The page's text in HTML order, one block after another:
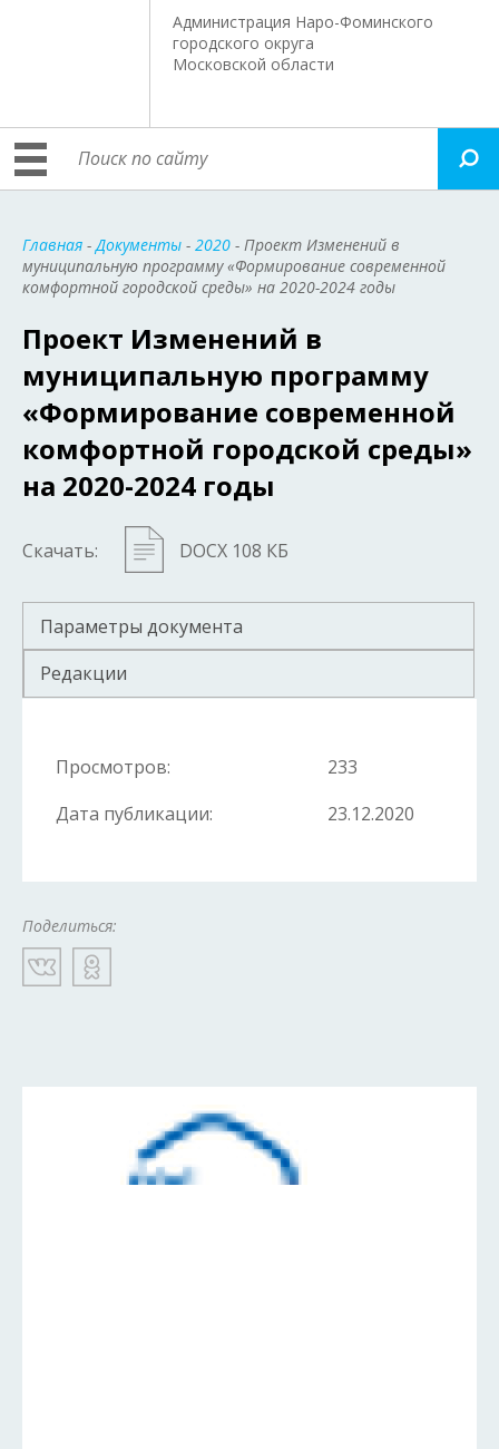
Администрация Наро-Фоминского
городского округа
Московской области
Главная -Документы - 2020 - Проект Изменений в
муниципальную программу «Формирование современной
комфортной городской среды» на 2020-2024 годы
Проект Изменений в
муниципальную программу
«Формирование современной
комфортной городской среды»
на 2020-2024 годы
Скачать: DOCX 108 КБ
Параметры документа
Редакции
Просмотров:
233
Дата публикации:
23.12.2020
Поделиться: